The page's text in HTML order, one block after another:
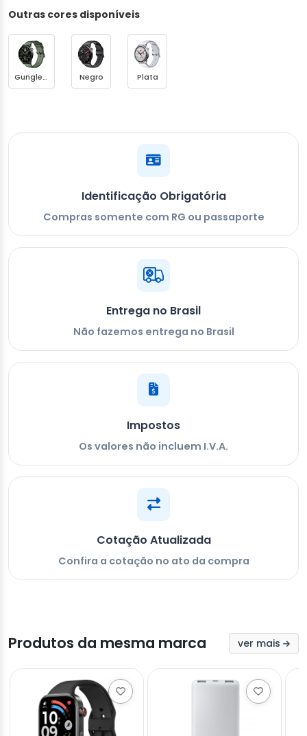
Outras cores disponíveis
Gungle Green Negro Plata
Identificação Obrigatória
Compras somente com RG ou passaporte
Entrega no Brasil
Não fazemos entrega no Brasil
Impostos
Os valores não incluem I.V.A.
Cotação Atualizada
Confira a cotação no ato da compra
Produtos da mesma marca ver mais